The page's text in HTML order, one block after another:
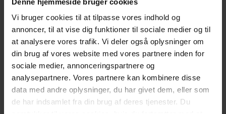
Vi bruger cookies til at tilpasse vores indhold og
annoncer, til at vise dig funktioner til sociale medier og til
at analysere vores trafik. Vi deler også oplysninger om
din brug af vores website med vores partnere inden for
sociale medier, annonceringspartnere og
analysepartnere. Vores partnere kan kombinere disse
data med andre oplysninger, du har givet dem, eller som
de har indsamlet fra din brug af deres tjenester. Du
SE KORT